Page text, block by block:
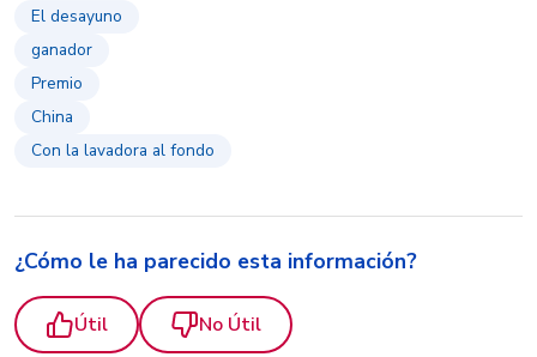
El desayuno
ganador
Premio
China
Con la lavadora al fondo
¿Cómo le ha parecido esta información?
Útil No Útil